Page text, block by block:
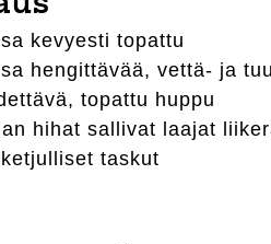
kevyesti topattu
hengittävää, vettä- ja
topattu huppu
hihat sallivat laajat
taskut